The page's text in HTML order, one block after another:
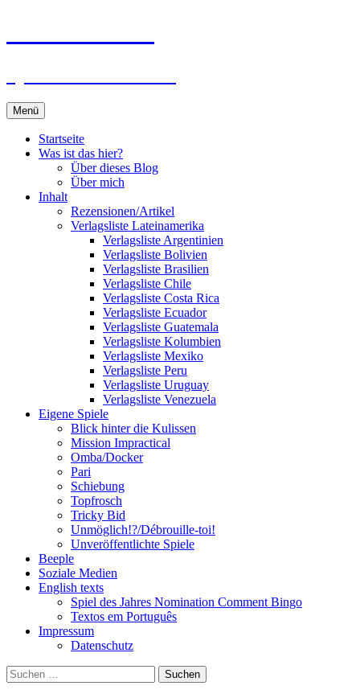
Menü
Startseite
Was ist das hier?
Über dieses Blog
Über mich
Inhalt
Rezensionen/Artikel
Verlagsliste Lateinamerika
Verlagsliste Argentinien
Verlagsliste Bolivien
Verlagsliste Brasilien
Verlagsliste Chile
Verlagsliste Costa Rica
Verlagsliste Ecuador
Verlagsliste Guatemala
Verlagsliste Kolumbien
Verlagsliste Mexiko
Verlagsliste Peru
Verlagsliste Uruguay
Verlagsliste Venezuela
Eigene Spiele
Blick hinter die Kulissen
Mission Impractical
Omba/Docker
Pari
Schiebung
Topfrosch
Tricky Bid
Unmöglich!?/Débrouille-toi!
Unveröffentlichte Spiele
Beeple
Soziale Medien
English texts
Spiel des Jahres Nomination Comment Bingo
Textos em Português
Impressum
Datenschutz
Suchen
nach: